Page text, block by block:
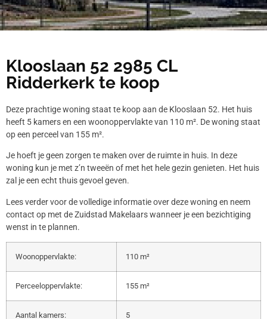
Klooslaan 52 2985 CL
Ridderkerk te koop
Deze prachtige woning staat te koop aan de Klooslaan 52. Het huis
heeft 5 kamers en een woonoppervlakte van 110 m². De woning staat
op een perceel van 155 m².
Je hoeft je geen zorgen te maken over de ruimte in huis. In deze
woning kun je met z’n tweeën of met het hele gezin genieten. Het huis
zal je een echt thuis gevoel geven.
Lees verder voor de volledige informatie over deze woning en neem
contact op met de Zuidstad Makelaars wanneer je een bezichtiging
wenst in te plannen.
Woonoppervlakte: 110 m²
Perceeloppervlakte: 155 m²
Aantal kamers: 5